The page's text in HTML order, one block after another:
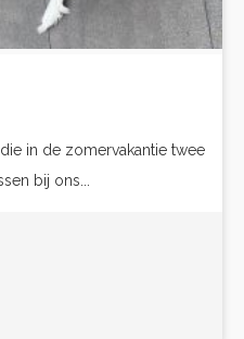
in de zomervakantie twee
bij ons...